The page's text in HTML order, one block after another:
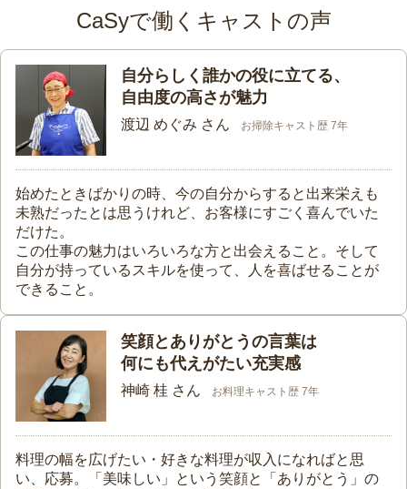
CaSyで働くキャストの声
自分らしく誰かの役に立てる、
自由度の高さが魅力
渡辺 めぐみ さん お掃除キャスト歴 7年
始めたときばかりの時、今の自分からすると出来栄えも
未熟だったとは思うけれど、お客様にすごく喜んでいた
だけた。
この仕事の魅力はいろいろな方と出会えること。そして
自分が持っているスキルを使って、人を喜ばせることが
できること。
笑顔とありがとうの言葉は
何にも代えがたい充実感
神崎 桂 さん お料理キャスト歴 7年
料理の幅を広げたい・好きな料理が収入になればと思
い、応募。「美味しい」という笑顔と「ありがとう」の